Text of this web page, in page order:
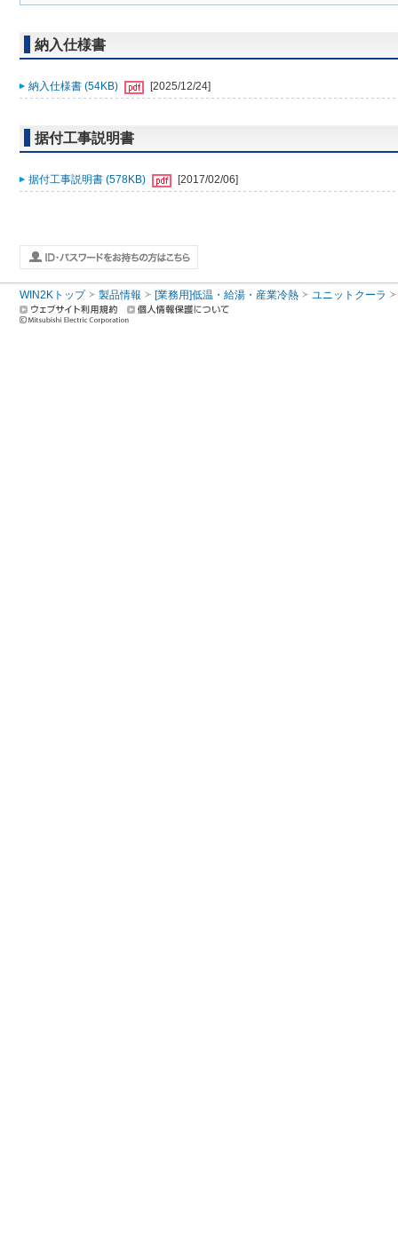
納入仕様書
納入仕様書 (54KB) [2025/12/24]
据付工事説明書
据付工事説明書 (578KB) [2017/02/06]
WIN2Kトップ 製品情報 [業務用]低温・給湯・産業冷熱 ユニットクーラ